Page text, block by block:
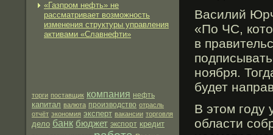
«Газпром нефть» не
рассматривает возможность
изменения структуры управления
активами «Славнефти»
торги поставщик компания нефть
капитал валюта производство отрасль
отчёт экономия эксперт вакансии торговля
дело банк бюджет экспорт кредит
Василий
«По ЧС,
в
ноября.
будет
В этом гοду
области